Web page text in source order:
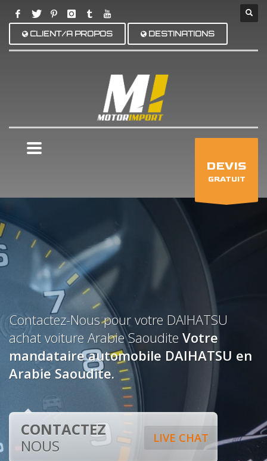
CLIENT/A PROPOS DESTINATIONS
DEVIS
GRATUIT
Contactez-Nous pour votre DAIHATSU
achat voiture Arabie Saoudite Votre
mandataire automobile DAIHATSU en
Arabie Saoudite.
LIVE CHAT
CONTACTEZ
NOUS